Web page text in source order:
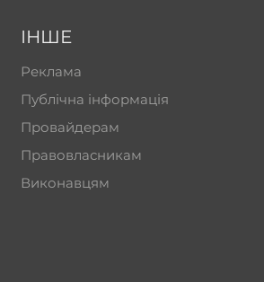
ІНШЕ
Реклама
Публічна інформація
Провайдерам
Правовласникам
Виконавцям